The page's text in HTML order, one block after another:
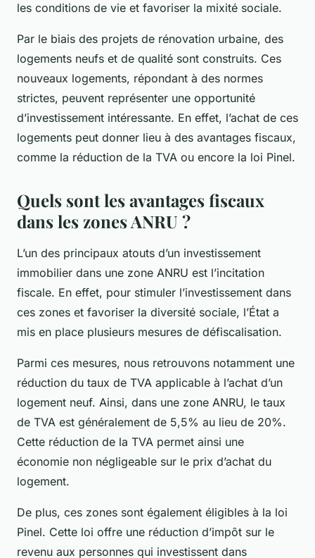
les conditions de vie et favoriser la mixité sociale.
Par le biais des projets de rénovation urbaine, des
logements neufs et de qualité sont construits. Ces
nouveaux logements, répondant à des normes
strictes, peuvent représenter une opportunité
d’investissement intéressante. En effet, l’achat de ces
logements peut donner lieu à des avantages fiscaux,
comme la réduction de la TVA ou encore la loi Pinel.
Quels sont les avantages fiscaux
dans les zones ANRU ?
L’un des principaux atouts d’un investissement
immobilier dans une zone ANRU est l’incitation
fiscale. En effet, pour stimuler l’investissement dans
ces zones et favoriser la diversité sociale, l’État a
mis en place plusieurs mesures de défiscalisation.
Parmi ces mesures, nous retrouvons notamment une
réduction du taux de TVA applicable à l’achat d’un
logement neuf. Ainsi, dans une zone ANRU, le taux
de TVA est généralement de 5,5% au lieu de 20%.
Cette réduction de la TVA permet ainsi une
économie non négligeable sur le prix d’achat du
logement.
De plus, ces zones sont également éligibles à la loi
Pinel. Cette loi offre une réduction d’impôt sur le
revenu aux personnes qui investissent dans